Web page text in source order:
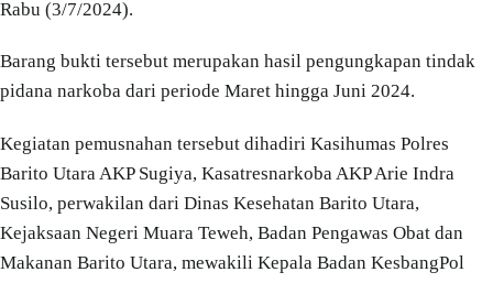
Rabu (3/7/2024).
Barang bukti tersebut merupakan hasil pengungkapan tindak
pidana narkoba dari periode Maret hingga Juni 2024.
Kegiatan pemusnahan tersebut dihadiri Kasihumas Polres
Barito Utara AKP Sugiya, Kasatresnarkoba AKP Arie Indra
Susilo, perwakilan dari Dinas Kesehatan Barito Utara,
Kejaksaan Negeri Muara Teweh, Badan Pengawas Obat dan
Makanan Barito Utara, mewakili Kepala Badan KesbangPol